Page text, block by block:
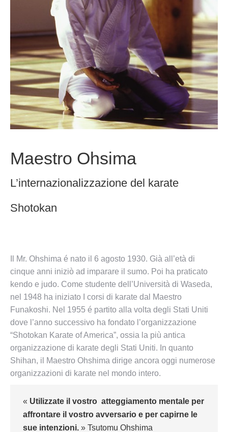
Maestro Ohsima
L’internazionalizzazione del karate
Shotokan
Il Mr. Ohshima é nato il 6 agosto 1930. Già all’età di
cinque anni iniziò ad imparare il sumo. Poi ha praticato
kendo e judo. Come studente dell’Università di Waseda,
nel 1948 ha iniziato I corsi di karate dal Maestro
Funakoshi. Nel 1955 é partito alla volta degli Stati Uniti
dove l’anno successivo ha fondato l’organizzazione
“Shotokan Karate of America”, ossia la più antica
organizzazione di karate degli Stati Uniti. In quanto
Shihan, il Maestro Ohshima dirige ancora oggi numerose
organizzazioni di karate nel mondo intero.
« Utilizzate il vostro atteggiamento mentale per
affrontare il vostro avversario e per capirne le
sue intenzioni. » Tsutomu Ohshima